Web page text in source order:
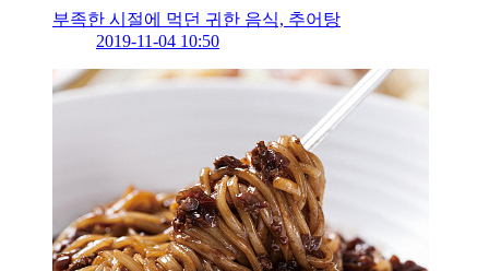
부족한 시절에 먹던 귀한 음식, 추어탕
2019-11-04 10:50